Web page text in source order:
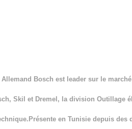
Bosch est leader sur le
Skil et Dremel, la division Outillage
en Tunisie depuis des